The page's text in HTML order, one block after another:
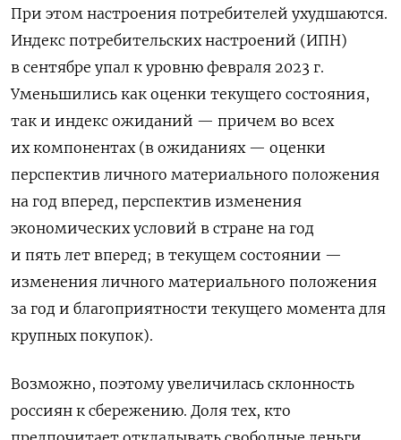
При этом настроения потребителей ухудшаются.
Индекс потребительских настроений (ИПН)
в сентябре упал к уровню февраля 2023 г.
Уменьшились как оценки текущего состояния,
так и индекс ожиданий — причем во всех
их компонентах (в ожиданиях — оценки
перспектив личного материального положения
на год вперед, перспектив изменения
экономических условий в стране на год
и пять лет вперед; в текущем состоянии —
изменения личного материального положения
за год и благоприятности текущего момента для
крупных покупок).
Возможно, поэтому увеличилась склонность
россиян к сбережению. Доля тех, кто